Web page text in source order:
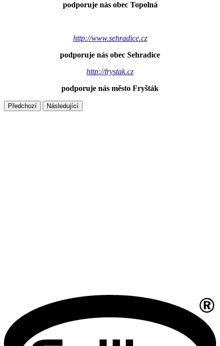
podporuje nás obec Topolná
http://www.sehradice.cz
podporuje nás obec Sehradice
http://frystak.cz
podporuje nás město Fryšták
Předchozí Následující